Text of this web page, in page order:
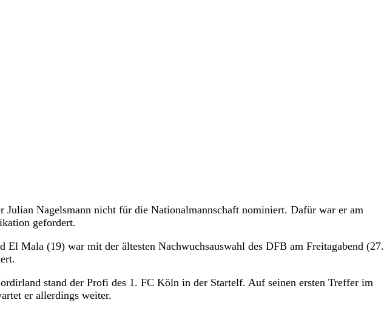
Julian Nagelsmann nicht für die Nationalmannschaft nominiert. Dafür war er am
gefordert.
El Mala (19) war mit der ältesten Nachwuchsauswahl des DFB am Freitagabend (27.
stand der Profi des 1. FC Köln in der Startelf. Auf seinen ersten Treffer im
er allerdings weiter.